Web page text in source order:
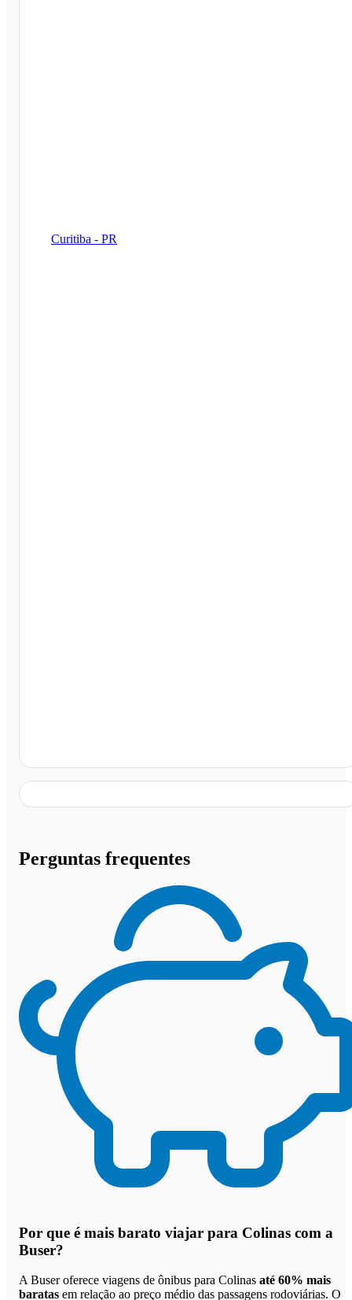
Curitiba - PR
Perguntas frequentes
Por que é mais barato viajar para Colinas com a
Buser?
A Buser oferece viagens de ônibus para Colinas até 60% mais
baratas em relação ao preço médio das passagens rodoviárias. O